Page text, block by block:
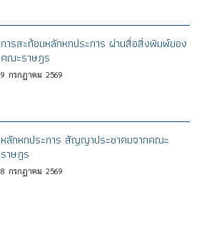
การสะท้อนหลักหกประการ ผ่านสื่อสิ่งพิมพ์ของ
คณะราษฎร
9 กรกฎาคม 2569
หลักหกประการ สัญญาประชาคมจากคณะ
ราษฎร
8 กรกฎาคม 2569